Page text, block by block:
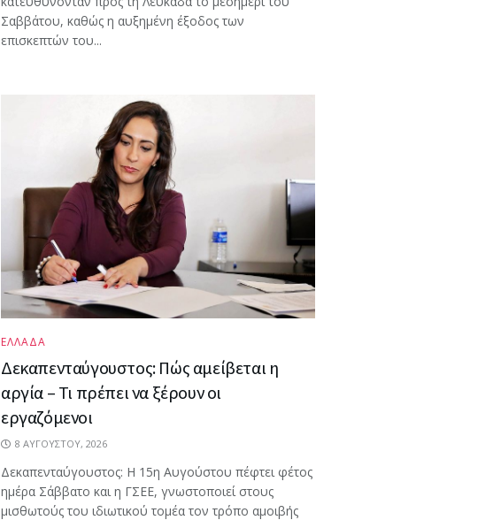
Σαββάτου, καθώς η αυξημένη έξοδος των
επισκεπτών του...
ΕΛΛΑΔΑ
Δεκαπενταύγουστος: Πώς αμείβεται η
αργία – Τι πρέπει να ξέρουν οι
εργαζόμενοι
8 ΑΥΓΟΎΣΤΟΥ, 2026
Δεκαπενταύγουστος: Η 15η Αυγούστου πέφτει φέτος
ημέρα Σάββατο και η ΓΣΕΕ, γνωστοποιεί στους
μισθωτούς του ιδιωτικού τομέα τον τρόπο αμοιβής